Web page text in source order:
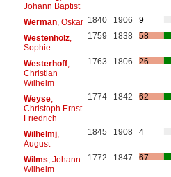
Johann Baptist
Werman, Oskar 1840 1906
9
Westenholz,
Sophie
1759 1838 58
Westerhoff,
Christian
Wilhelm
1763 1806 26
Weyse,
Christoph Ernst
Friedrich
1774 1842 62
Wilhelmj,
August
1845 1908 4
Wilms , Johann
Wilhelm
1772 1847 67